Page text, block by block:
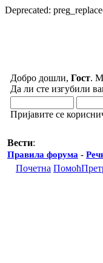
Deprecated:
Добро дошли, Гост.
Да ли сте изгубили
Пријавите се
Вести:
Правила форума -
Почетна Помоћ